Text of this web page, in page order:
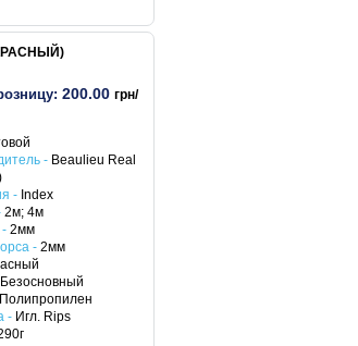
200.00 грн/
- Beaulieu Real
- Index
2м; 4м
2мм
- 2мм
Безосновный
Полипропилен
- Игл. Rips